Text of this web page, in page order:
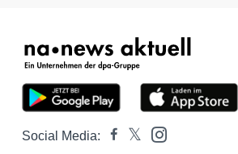
Social Media: